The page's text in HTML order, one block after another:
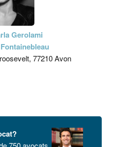
Gerolami
77210 Avon